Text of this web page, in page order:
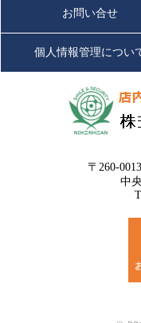
お問い合せ
個人情報管理につい
〒260-
中